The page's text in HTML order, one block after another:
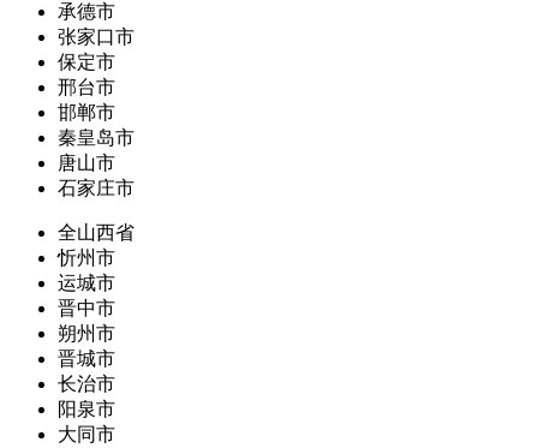
承德市
张家口市
保定市
邢台市
邯郸市
秦皇岛市
唐山市
石家庄市
全山西省
忻州市
运城市
晋中市
朔州市
晋城市
长治市
阳泉市
大同市